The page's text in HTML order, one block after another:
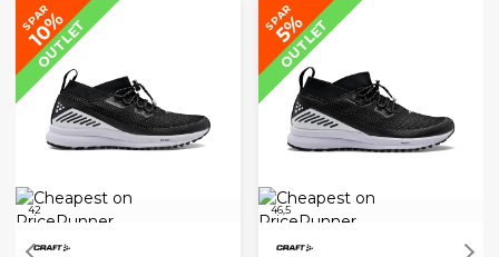
SPAR
10%
OUTLET
42
SPAR
5%
OUTLET
46,5